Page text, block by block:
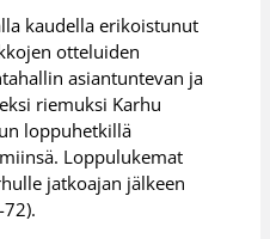
kaudella erikoistunut
otteluiden
asiantuntevan ja
riemuksi Karhu
loppuhetkillä
Loppulukemat
jatkoajan jälkeen